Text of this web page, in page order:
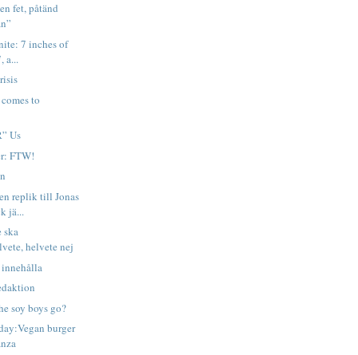
fet, påtänd
7 inches of
a...
to
Us
FTW!
replik till Jonas
jä...
ska
helvete nej
innehålla
soy boys go?
burger